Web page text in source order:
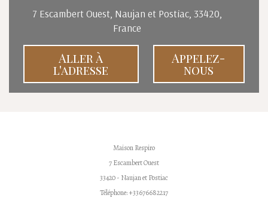
7 Escambert Ouest, Naujan et Postiac, 33420,
France
Aller à
l'adresse
Appelez-
nous
Maison Respiro
7 Escambert Ouest
33420 - Naujan et Postiac
Téléphone: +33676682217